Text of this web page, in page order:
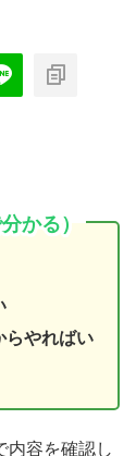
かる）
らやればい
内容を確認し